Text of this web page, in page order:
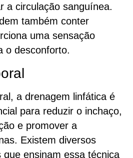
a circulação sanguínea.
também conter
uma sensação
o desconforto.
a drenagem linfática é
para reduzir o inchaço,
e promover a
Existem diversos
ensinam essa técnica